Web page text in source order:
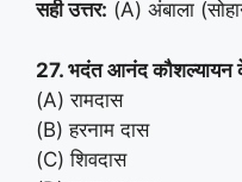
सही उत्तर: (A) अंबाला
27. भदंत आनंद कौशल्यायन
(A) रामदास
(B) हरनाम दास
(C) शिवदास